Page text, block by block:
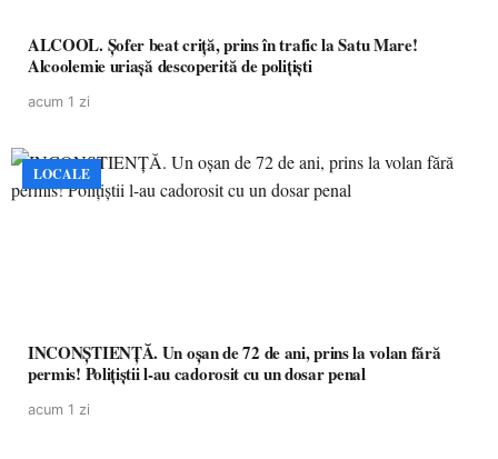
ALCOOL. Șofer beat criță, prins în trafic la Satu Mare!
Alcoolemie uriașă descoperită de polițiști
acum 1 zi
LOCALE
INCONȘTIENȚĂ. Un oșan de 72 de ani, prins la volan fără
permis! Polițiștii l-au cadorosit cu un dosar penal
acum 1 zi